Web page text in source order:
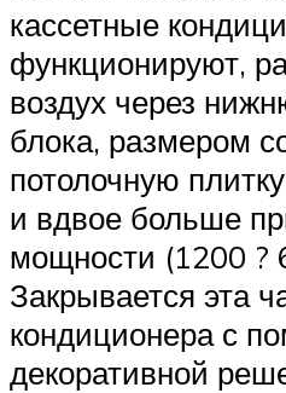
кассетные
функционируют,
воздух через
блока, размером
потолочную
и вдвое больше
мощности (1200 ?
Закрывается эта
кондиционера с
декоративной